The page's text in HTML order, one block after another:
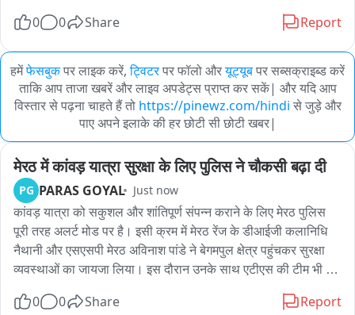
0
0 Share Report
हमेंफेसबुकपर लाइक करें, ट्विटरपर फॉलो औरयूट्यूबपर सब्सक्राइब्ड करें
ताकि आप ताजा खबरें और लाइव अपडेट्स प्राप्त कर सकें| और यदि आप
विस्तार से पढ़ना चाहते हैं तो https://pinewz.com/hindi से जुड़े और
पाए अपने इलाके की हर छोटी सी छोटी खबर|
मेरठ में कांवड़ यात्रा सुरक्षा के लिए पुलिस ने चौकसी बढ़ा दी
PG PARAS GOYAL Just now
कांवड़ यात्रा को सकुशल और शांतिपूर्ण संपन्न कराने के लिए मेरठ पुलिस
पूरी तरह अलर्ट मोड पर है। इसी क्रम में मेरठ रेंज के डीआईजी कलानिधि
नैथानी और एसएसपी मेरठ अविनाश पांडे ने बेगमपुल क्षेत्र पहुंचकर सुरक्षा
व्यवस्थाओं का जायजा लिया। इस दौरान उनके साथ एटीएस की टीम भी
दिशा-निर्देश दिए और सुरक्षा व्यवस्था में किसी भी प्रकार की लापरवाही न
0 0 Share Report